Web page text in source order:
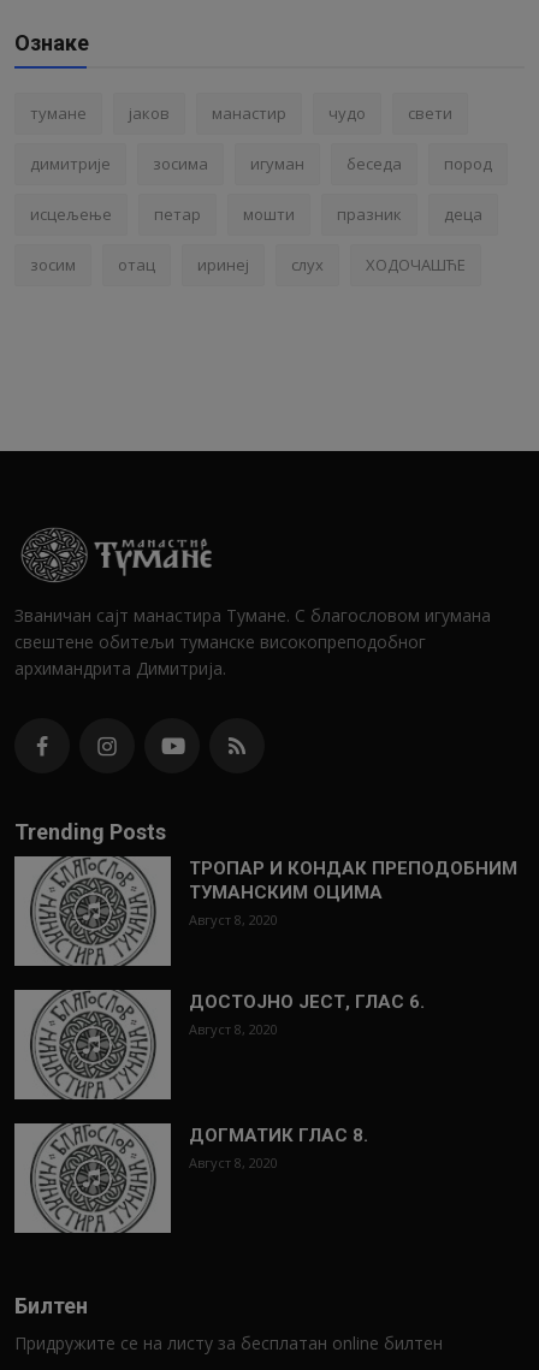
Ознаке
тумане јаков манастир чудо свети
димитрије зосима игуман беседа пород
исцељење петар мошти празник деца
зосим отац иринеј слух ХОДОЧАШЋЕ
Званичан сајт манастира Тумане. С благословом игумана
свештене обитељи туманске високопреподобног
архимандрита Димитрија.
Trending Posts
ТРОПАР И КОНДАК ПРЕПОДОБНИМ
ТУМАНСКИМ ОЦИМА
Август 8, 2020
ДОСТОЈНО ЈЕСТ, ГЛАС 6.
Август 8, 2020
ДОГМАТИК ГЛАС 8.
Август 8, 2020
Билтен
Придружите се на листу за бесплатан online билтен